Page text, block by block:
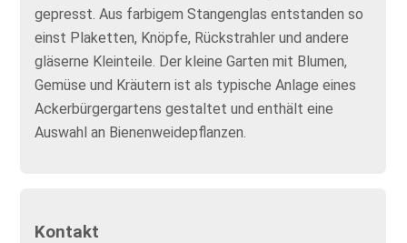
gepresst. Aus farbigem Stangenglas entstanden so
einst Plaketten, Knöpfe, Rückstrahler und andere
gläserne Kleinteile. Der kleine Garten mit Blumen,
Gemüse und Kräutern ist als typische Anlage eines
Ackerbürgergartens gestaltet und enthält eine
Auswahl an Bienenweidepflanzen.
Kontakt